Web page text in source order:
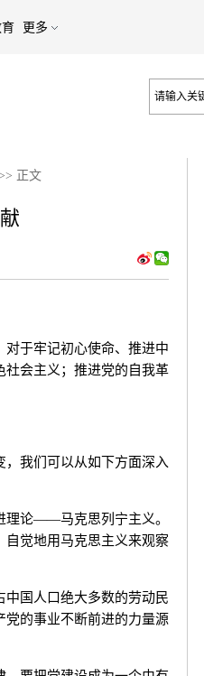
更多
正文
于牢记初心使命、推进中
社会主义；推进党的自我革
我们可以从如下方面深入
论——马克思列宁主义。
觉地用马克思主义来观察
国人口绝大多数的劳动民
的事业不断前进的力量源